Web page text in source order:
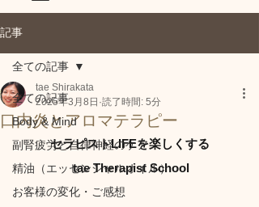
記事
全ての記事
Body & Mind
副腎疲労と自律神経のケア
精油（エッセンシャルオイル）
お客様の変化・ご感想
全ての記事
口内炎とアロマテラピー
tae Shirakata
2025年3月8日 読了時間: 5分
セラピストLIFEを楽しくする
tae Therapist School